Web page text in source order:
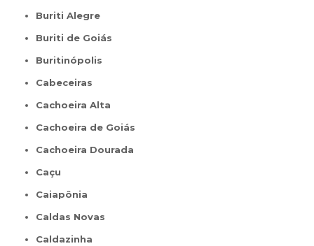
Buriti Alegre
Buriti de Goiás
Buritinópolis
Cabeceiras
Cachoeira Alta
Cachoeira de Goiás
Cachoeira Dourada
Caçu
Caiapônia
Caldas Novas
Caldazinha